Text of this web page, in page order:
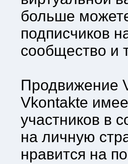
больше
подписчиков
сообщество и
Продвижение
Vkontakte
участников в
на личную
нравится на